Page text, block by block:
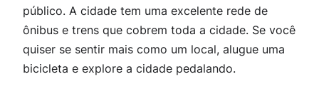
público. A cidade tem uma excelente rede de
ônibus e trens que cobrem toda a cidade. Se você
quiser se sentir mais como um local, alugue uma
bicicleta e explore a cidade pedalando.